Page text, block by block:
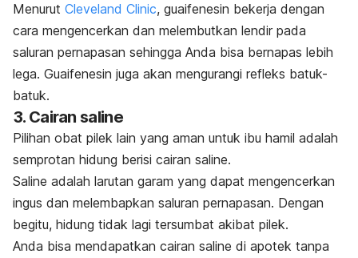
Menurut Cleveland Clinic, guaifenesin bekerja dengan
cara mengencerkan dan melembutkan lendir pada
saluran pernapasan sehingga Anda bisa bernapas lebih
lega. Guaifenesin juga akan mengurangi refleks batuk-
batuk.
3. Cairan saline
Pilihan obat pilek lain yang aman untuk ibu hamil adalah
semprotan hidung berisi cairan saline.
Saline adalah larutan garam yang dapat mengencerkan
ingus dan melembapkan saluran pernapasan. Dengan
begitu, hidung tidak lagi tersumbat akibat pilek.
Anda bisa mendapatkan cairan saline di apotek tanpa